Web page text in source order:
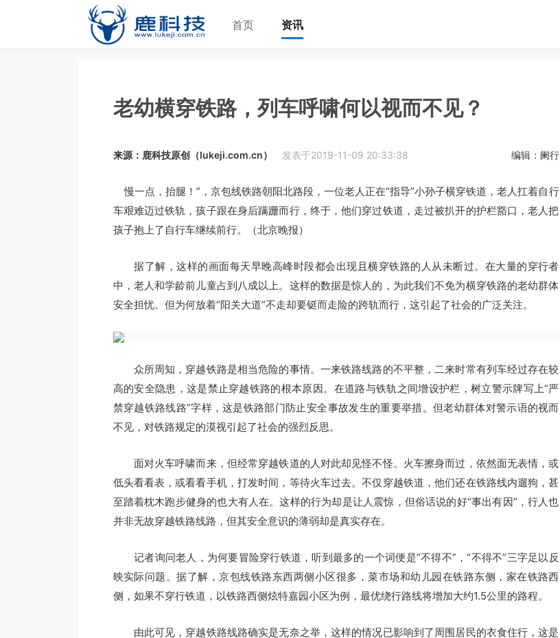
首页 资讯
老幼横穿铁路，列车呼啸何以视而不见？
来源：鹿科技原创（lukeji.com.cn） 发表于2019-11-09 20:33:38 编辑：阑行
慢一点，抬腿！”，京包线铁路朝阳北路段，一位老人正在“指导”小孙子横穿铁道，老人扛着自行
车艰难迈过铁轨，孩子跟在身后蹒跚而行，终于，他们穿过铁道，走过被扒开的护栏豁口，老人把
孩子抱上了自行车继续前行。（北京晚报）
据了解，这样的画面每天早晚高峰时段都会出现且横穿铁路的人从未断过。在大量的穿行者
中，老人和学龄前儿童占到八成以上。这样的数据是惊人的，为此我们不免为横穿铁路的老幼群体
安全担忧。但为何放着“阳关大道”不走却要铤而走险的跨轨而行，这引起了社会的广泛关注。
众所周知，穿越铁路是相当危险的事情。一来铁路线路的不平整，二来时常有列车经过存在较
高的安全隐患，这是禁止穿越铁路的根本原因。在道路与铁轨之间增设护栏，树立警示牌写上“严
禁穿越铁路线路”字样，这是铁路部门防止安全事故发生的重要举措。但老幼群体对警示语的视而
不见，对铁路规定的漠视引起了社会的强烈反思。
面对火车呼啸而来，但经常穿越铁道的人对此却见怪不怪。火车擦身而过，依然面无表情，或
低头看看表，或看看手机，打发时间，等待火车过去。不仅穿越铁道，他们还在铁路线内遛狗，甚
至踏着枕木跑步健身的也大有人在。这样的行为却是让人震惊，但俗话说的好“事出有因”，行人也
并非无故穿越铁路线路，但其安全意识的薄弱却是真实存在。
记者询问老人，为何要冒险穿行铁道，听到最多的一个词便是“不得不”，“不得不”三字足以反
映实际问题。据了解，京包线铁路东西两侧小区很多，菜市场和幼儿园在铁路东侧，家在铁路西
侧，如果不穿行铁道，以铁路西侧炫特嘉园小区为例，最优绕行路线将增加大约1.5公里的路程。
由此可见，穿越铁路线路确实是无奈之举，这样的情况已影响到了周围居民的衣食住行，这是